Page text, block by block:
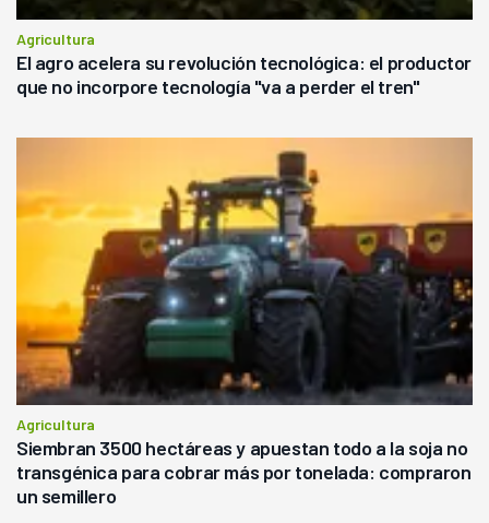
Agricultura
El agro acelera su revolución tecnológica: el productor
que no incorpore tecnología "va a perder el tren"
Agricultura
Siembran 3500 hectáreas y apuestan todo a la soja no
transgénica para cobrar más por tonelada: compraron
un semillero